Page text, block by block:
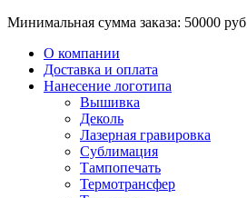
Минимальная сумма заказа: 50000 руб
О компании
Доставка и оплата
Нанесение логотипа
Вышивка
Деколь
Лазерная гравировка
Сублимация
Тампопечать
Термотрансфер